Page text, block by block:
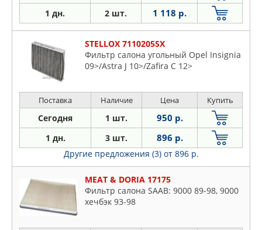
1 дн. 2 шт. 1 118 р.
STELLOX 7110205SX
Фильтр салона угольный Opel Insignia
09>/Astra J 10>/Zafira C 12>
Поставка Наличие Цена Купить
Сегодня 1 шт. 950 р.
1 дн. 3 шт. 896 р.
Другие предложения (3) от 896 р.
MEAT & DORIA 17175
Фильтр салона SAAB: 9000 89-98, 9000
хечбэк 93-98